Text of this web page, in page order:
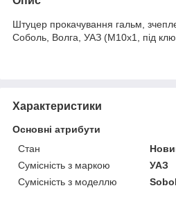
Штуцер прокачування гальм,
Соболь, Волга, УАЗ (М10х1, під
Характеристики
Основні атрибути
Стан
Сумісність з маркою
УАЗ
Сумісність з моделлю
Sobol